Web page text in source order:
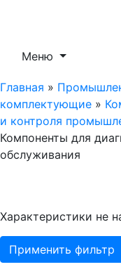
Меню
Главная »
комплектующие »
и контроля
Компоненты для
обслуживания
Характеристики не
Применить фильтр